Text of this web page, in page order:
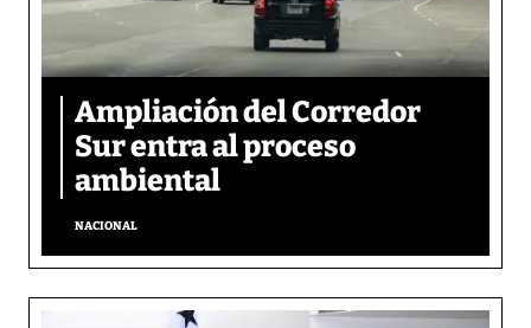
Ampliación del Corredor
Sur entra al proceso
ambiental
NACIONAL